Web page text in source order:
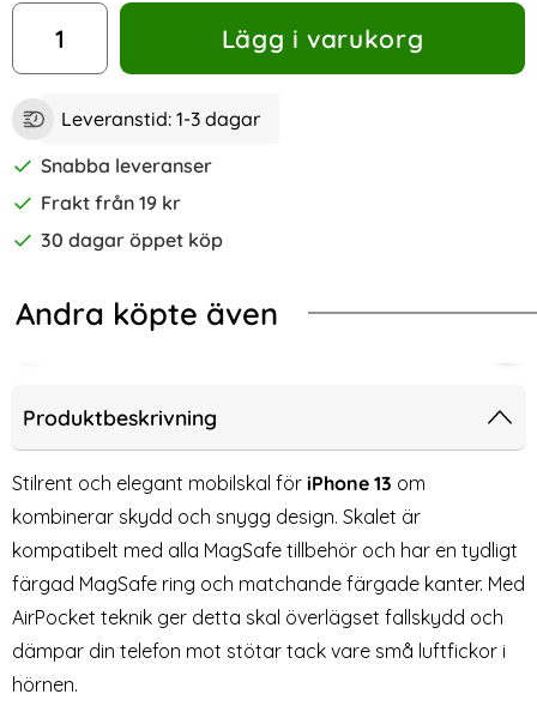
antal
Lägg i varukorg
Leveranstid: 1-3 dagar
Snabba leveranser
Frakt från 19 kr
30 dagar öppet köp
Andra köpte även
Matt Röd
13 Skärmskydd i Härdat glas - 2-PACKENKAY iPhone 14/13/13 Pro
Produktbeskrivning
Stilrent och elegant mobilskal för iPhone 13 om
kombinerar skydd och snygg design. Skalet är
kompatibelt med alla MagSafe tillbehör och har en tydligt
färgad MagSafe ring och matchande färgade kanter. Med
AirPocket teknik ger detta skal överlägset fallskydd och
dämpar din telefon mot stötar tack vare små luftfickor i
hörnen.